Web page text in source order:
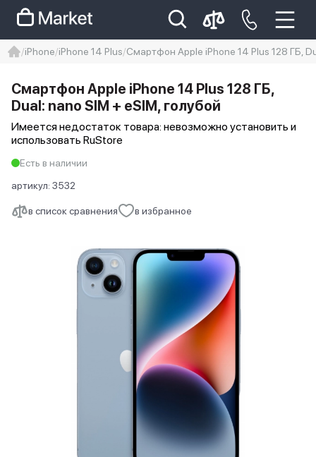
Iphone 14 pro max
айфон 14
iPhone iPhone 14 Plus Смартфон Apple iPhone 14 Plus 128 ГБ,
в список сравнения в избранное
Смартфон Apple iPhone 14 Plus 128 ГБ,
Dual: nano SIM + eSIM, голубой
Имеется недостаток товара: невозможно установить и
использовать RuStore
Есть в наличии
артикул: 3532